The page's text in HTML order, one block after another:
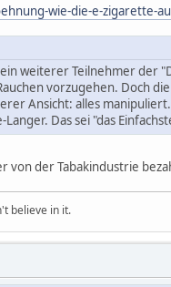
wie-die-e-zigarette-
weiterer Teilnehmer
vorzugehen. Doch
Ansicht: alles
Das sei "das
von der Tabakindustrie
believe in it.